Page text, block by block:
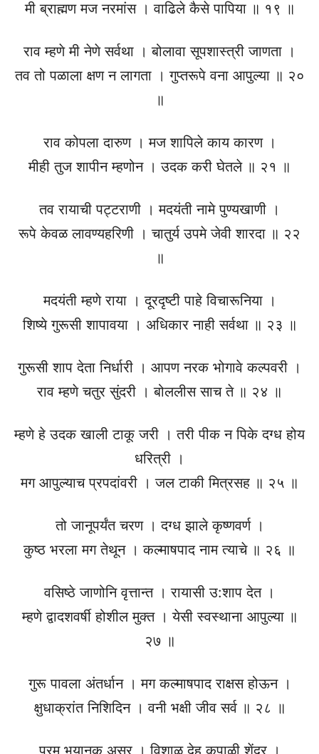
मी ब्राह्मण मज नरमांस । वाढिले कैसे पापिया ॥ १९ ॥
राव म्हणे मी नेणे सर्वथा । बोलावा सूपशास्त्री जाणता ।
तव तो पळाला क्षण न लागता । गुप्तरूपे वना आपुल्या ॥ २०
॥
राव कोपला दारुण । मज शापिले काय कारण ।
मीही तुज शापीन म्हणोन । उदक करी घेतले ॥ २१ ॥
तव रायाची पट्टराणी । मदयंती नामे पुण्यखाणी ।
रूपे केवळ लावण्यहरिणी । चातुर्य उपमे जेवी शारदा ॥ २२
॥
मदयंती म्हणे राया । दूरदृष्टी पाहे विचारूनिया ।
शिष्ये गुरूसी शापावया । अधिकार नाही सर्वथा ॥ २३ ॥
गुरूसी शाप देता निर्धारी । आपण नरक भोगावे कल्पवरी ।
राव म्हणे चतुर सुंदरी । बोललीस साच ते ॥ २४ ॥
म्हणे हे उदक खाली टाकू जरी । तरी पीक न पिके दग्ध होय
धरित्री ।
मग आपुल्याच प्रपदांवरी । जल टाकी मित्रसह ॥ २५ ॥
तो जानूपर्यंत चरण । दग्ध झाले कृष्णवर्ण ।
कुष्ठ भरला मग तेथून । कल्माषपाद नाम त्याचे ॥ २६ ॥
वसिष्ठे जाणोनि वृत्तान्त । रायासी उ:शाप देत ।
म्हणे द्वादशवर्षी होशील मुक्त । येसी स्वस्थाना आपुल्या ॥
२७ ॥
गुरू पावला अंतर्धान । मग कल्माषपाद राक्षस होऊन ।
क्षुधाक्रांत निशिदिन । वनी भक्षी जीव सर्व ॥ २८ ॥
परम भयानक असुर । विशाळ देह कपाळी शेंदुर ।